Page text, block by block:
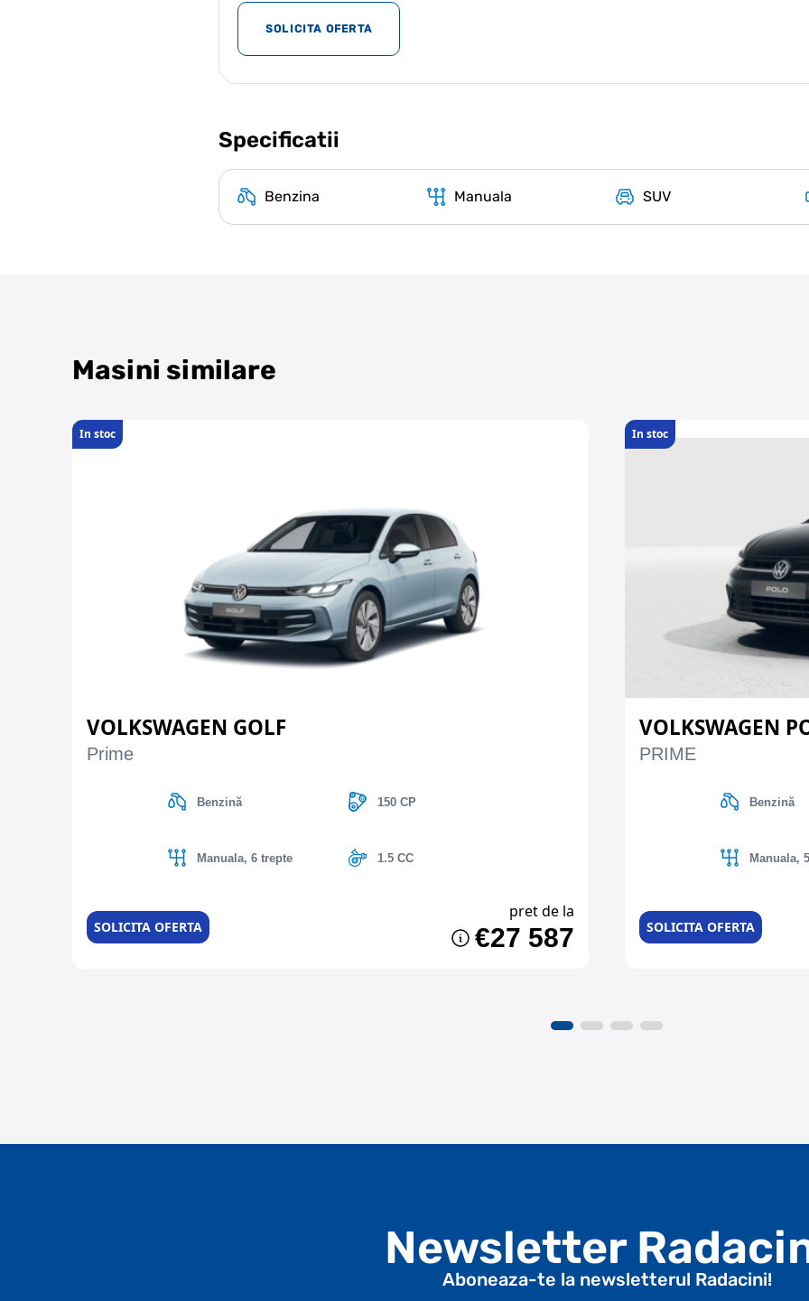
SOLICITA OFERTA
Specificatii
Benzina Manuala SUV
Masini similare
In stoc
VOLKSWAGEN GOLF
Prime
Benzină 150 CP
Manuala, 6 trepte 1.5 CC
SOLICITA OFERTA
pret de la
€27 587
In stoc
VOLKSWAGEN
PRIME
Benzină
Manuala,
SOLICITA OFERTA
Newsletter
Aboneaza-te la newsletterul Radacini!